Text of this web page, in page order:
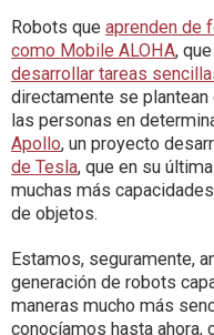
Robots que aprenden de
como Mobile ALOHA,
desarrollar tareas
directamente se
las personas en
Apollo, un proyecto
de Tesla, que en su
muchas más
de objetos.
Estamos, seguramente,
generación de robots
maneras mucho más
conocíamos hasta